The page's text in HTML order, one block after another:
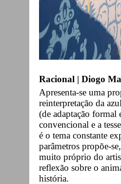
Racional | Diogo
Apresenta-se uma
reinterpretação da
(de adaptação
convencional e a
é o tema constante
parâmetros propõe-
muito próprio do
reflexão sobre o
história.